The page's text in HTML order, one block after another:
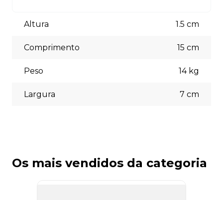
(5% off) cartões de crédito, boleto bancário. Você pode
escolher a opção que melhor se adapte às suas
Altura 1.5 cm
Comprimento 15 cm
Peso 14kg
Largura 7 cm
Os mais vendidos da categoria